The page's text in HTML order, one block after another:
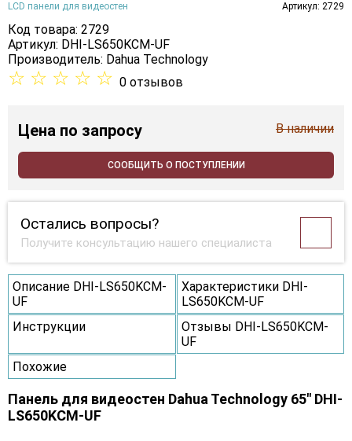
LCD панели для видеостен Артикул: 2729
Код товара: 2729
Артикул: DHI-LS650KCM-UF
Производитель: Dahua Technology
☆ ☆ ☆ ☆ ☆ 0 отзывов
Цена по запросу В наличии
СООБЩИТЬ О ПОСТУПЛЕНИИ
Остались вопросы?
Получите консультацию нашего специалиста
Описание DHI-LS650KCM-
UF
Характеристики DHI-
LS650KCM-UF
Инструкции
Отзывы DHI-LS650KCM-
UF
Похожие
Панель для видеостен Dahua Technology 65" DHI-
LS650KCM-UF